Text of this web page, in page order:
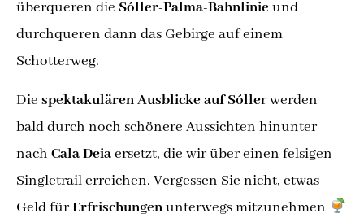
überqueren die Sóller-Palma-Bahnlinieund
durchqueren dann das Gebirge auf einem
Schotterweg.
Die spektakulären Ausblicke auf Sóller werden
bald durch noch schönere Aussichten hinunter
nach Cala Deiaersetzt, die wir über einen felsigen
Singletrail erreichen. Vergessen Sie nicht, etwas
Geld fürErfrischungenunterwegs mitzunehmen